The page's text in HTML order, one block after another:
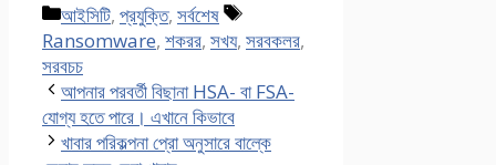
Categories
আইসিটি, প্রযুক্তি, সর্বশেষ
Tags
Ransomware, শকরর, সখয, সরবকলর,
সরবচচ
আপনার পরবর্তী বিছানা HSA- বা FSA-
যোগ্য হতে পারে। এখানে কিভাবে
খাবার পরিকল্পনা প্রো অনুসারে বাল্কে